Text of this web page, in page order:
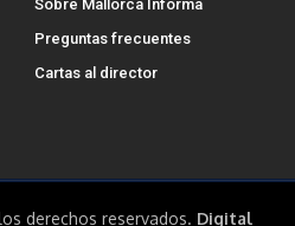
Sobre Mallorca Informa
Preguntas frecuentes
Cartas al director
derechos reservados. Digital